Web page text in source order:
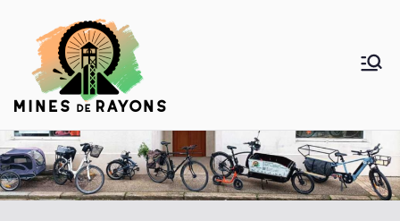
contenu
Rayons